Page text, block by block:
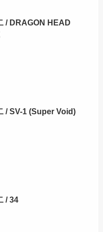
/ DRAGON HEAD
/ SV-1 (Super Void)
/ 34